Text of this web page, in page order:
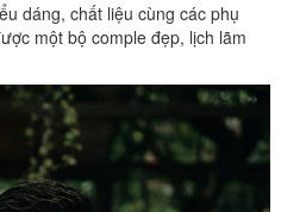
dáng, chất liệu cùng các phụ
một bộ comple đẹp, lịch lãm